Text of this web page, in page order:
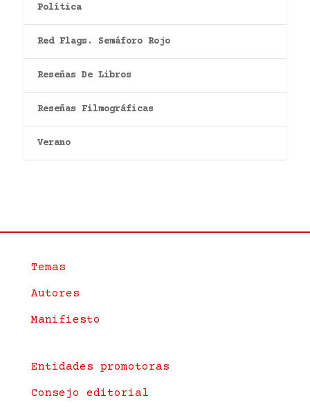
Política
Red Flags. Semáforo Rojo
Reseñas De Libros
Reseñas Filmográficas
Verano
Temas
Autores
Manifiesto
Entidades promotoras
Consejo editorial